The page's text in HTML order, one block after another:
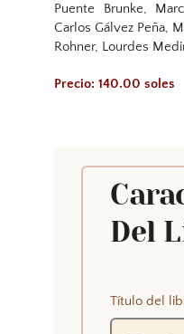
Puente Brunke,
Carlos Gálvez Peña,
Rohner, Lourdes
Precio: 140.00 soles
Del
Título del